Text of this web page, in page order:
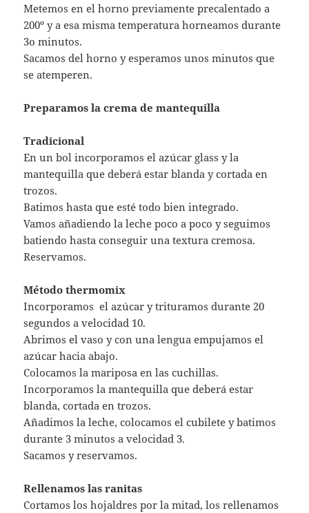
Metemos en el horno previamente precalentado a
200º y a esa misma temperatura horneamos durante
3o minutos.
Sacamos del horno y esperamos unos minutos que
se atemperen.
Preparamos la crema de mantequilla
Tradicional
En un bol incorporamos el azúcar glass y la
mantequilla que deberá estar blanda y cortada en
trozos.
Batimos hasta que esté todo bien integrado.
Vamos añadiendo la leche poco a poco y seguimos
batiendo hasta conseguir una textura cremosa.
Reservamos.
Método thermomix
Incorporamos el azúcar y trituramos durante 20
segundos a velocidad 10.
Abrimos el vaso y con una lengua empujamos el
azúcar hacia abajo.
Colocamos la mariposa en las cuchillas.
Incorporamos la mantequilla que deberá estar
blanda, cortada en trozos.
Añadimos la leche, colocamos el cubilete y batimos
durante 3 minutos a velocidad 3.
Sacamos y reservamos.
Rellenamos las ranitas
Cortamos los hojaldres por la mitad, los rellenamos